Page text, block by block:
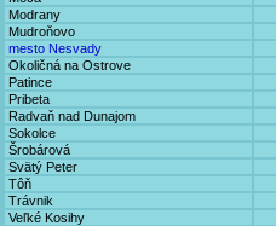
Modrany
Mudroňovo
mesto Nesvady
Okoličná na Ostrove
Patince
Pribeta
Radvaň nad Dunajom
Sokolce
Šrobárová
Svätý Peter
Tôň
Trávnik
Veľké Kosihy